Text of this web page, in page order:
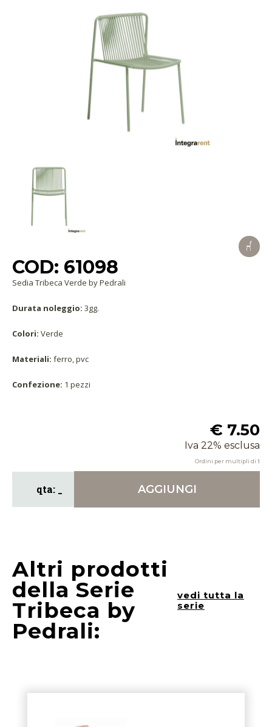
COD: 61098
Sedia Tribeca Verde by Pedrali
Durata noleggio: 3gg.
Colori: Verde
Materiali: ferro, pvc
Confezione: 1 pezzi
€ 7.50
Iva 22% esclusa
Ordini per multipli di 1
AGGIUNGI
Altri prodotti
della Serie
Tribeca by
Pedrali:
vedi tutta la
serie